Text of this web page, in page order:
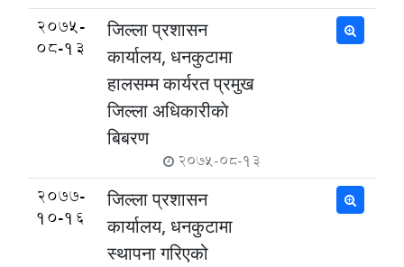
2075-
08-13
जिल्ला प्रशासन
कार्यालय, धनकुटामा
हालसम्म कार्यरत प्रमुख
जिल्ला अधिकारीकाे
बिबरण
2075-08-13
2077-
10-16
जिल्ला प्रशासन
कार्यालय, धनकुटामा
स्थापना गरिएको